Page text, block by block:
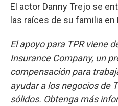
El actor Danny Trejo se
las raíces de su familia en
El apoyo para TPR viene
Insurance Company, un
compensación para
ayudar a los negocios de
sólidos. Obtenga más